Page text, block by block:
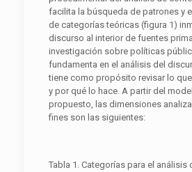
facilita la búsqueda de patrones y
de categorías teóricas (figura 1)
discurso al interior de fuentes
investigación sobre políticas
fundamenta en el análisis del
tiene como propósito revisar lo
y por qué lo hace. A partir del
propuesto, las dimensiones
fines son las siguientes:
Tabla 1. Categorías para el